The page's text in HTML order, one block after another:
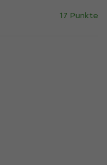
17 Punkte